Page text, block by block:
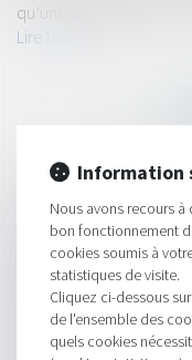
qu’une pergola était à
Lire la suite
HISTORIQUE
La procédure
celle de ses associés
Pas de reprise des
marché est dépassée
Information
Nous avons recours
bon fonctionnement
cookies soumis à
statistiques de visite.
Cliquez ci-dessous
de l'ensemble des
quels cookies